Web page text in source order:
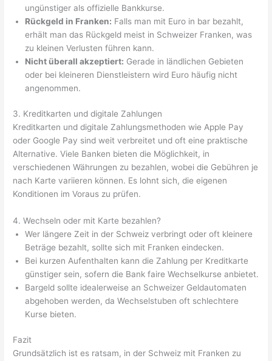
ungünstiger als offizielle Bankkurse.
Rückgeld in Franken: Falls man mit Euro in bar bezahlt,
erhält man das Rückgeld meist in Schweizer Franken, was
zu kleinen Verlusten führen kann.
Nicht überall akzeptiert: Gerade in ländlichen Gebieten
oder bei kleineren Dienstleistern wird Euro häufig nicht
angenommen.
3. Kreditkarten und digitale Zahlungen
Kreditkarten und digitale Zahlungsmethoden wie Apple Pay
oder Google Pay sind weit verbreitet und oft eine praktische
Alternative. Viele Banken bieten die Möglichkeit, in
verschiedenen Währungen zu bezahlen, wobei die Gebühren je
nach Karte variieren können. Es lohnt sich, die eigenen
Konditionen im Voraus zu prüfen.
4. Wechseln oder mit Karte bezahlen?
Wer längere Zeit in der Schweiz verbringt oder oft kleinere
Beträge bezahlt, sollte sich mit Franken eindecken.
Bei kurzen Aufenthalten kann die Zahlung per Kreditkarte
günstiger sein, sofern die Bank faire Wechselkurse anbietet.
Bargeld sollte idealerweise an Schweizer Geldautomaten
abgehoben werden, da Wechselstuben oft schlechtere
Kurse bieten.
Fazit
Grundsätzlich ist es ratsam, in der Schweiz mit Franken zu